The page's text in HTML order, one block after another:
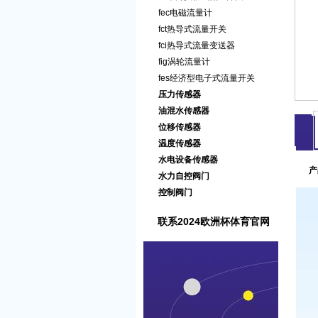
fec电磁流量计
fct热导式流量开关
fci热导式流量变送器
fig涡轮流量计
fes经济型电子式流量开关
压力传感器
油混水传感器
位移传感器
温度传感器
水电设备传感器
水力自控阀门
控制阀门
联系2024欧洲杯体育官网